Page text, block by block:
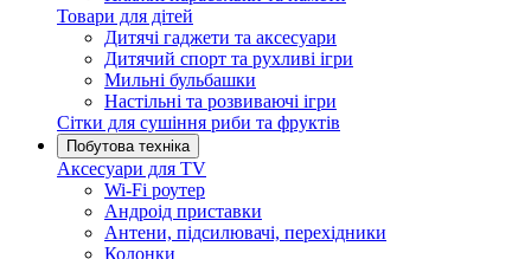
Товари для дітей
Дитячі гаджети та аксесуари
Дитячий спорт та рухливі ігри
Мильні бульбашки
Настільні та розвиваючі ігри
Сітки для сушіння риби та фруктів
Побутова техніка
Аксесуари для TV
Wi-Fi роутер
Андроід приставки
Антени, підсилювачі, перехідники
Колонки